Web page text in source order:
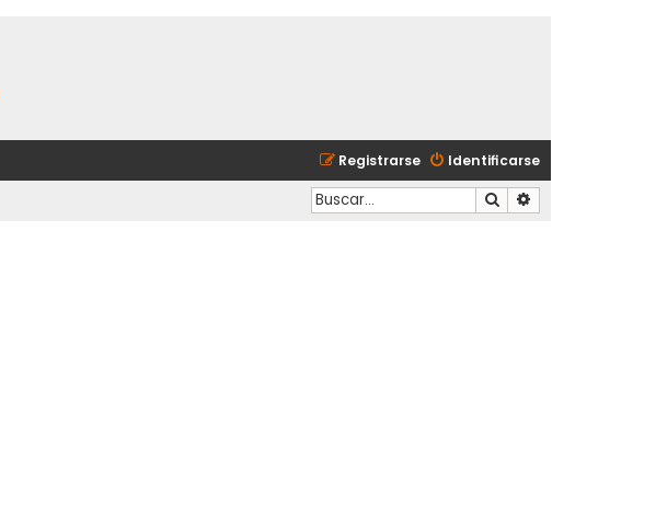
Identificarse
Registrarse
Buscar